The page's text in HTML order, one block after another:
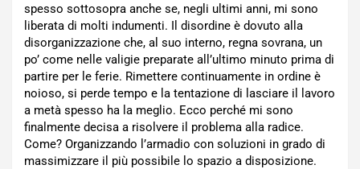
spesso sottosopra anche se, negli ultimi anni, mi sono
liberata di molti indumenti. Il disordine è dovuto alla
disorganizzazione che, al suo interno, regna sovrana, un
po’ come nelle valigie preparate all’ultimo minuto prima di
partire per le ferie. Rimettere continuamente in ordine è
noioso, si perde tempo e la tentazione di lasciare il lavoro
a metà spesso ha la meglio. Ecco perché mi sono
finalmente decisa a risolvere il problema alla radice.
Come? Organizzando l’armadio con soluzioni in grado di
massimizzare il più possibile lo spazio a disposizione.